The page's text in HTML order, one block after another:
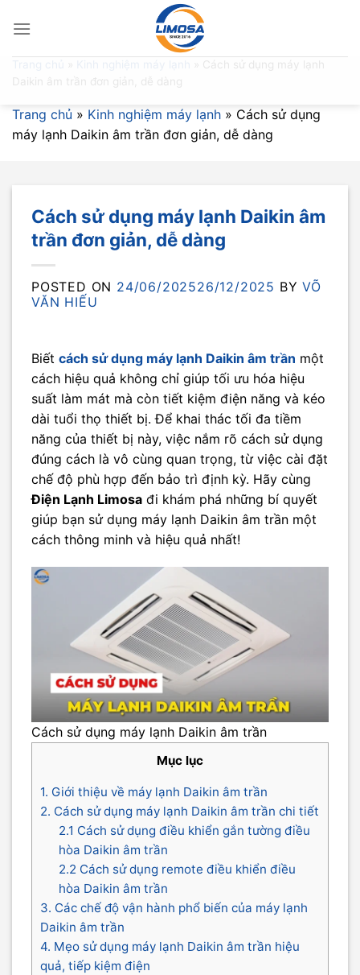
Cách sử dụng máy lạnh
Daikin âm trần đơn giản, dễ dàng
Trang chủ » Kinh nghiệm máy lạnh » Cách sử dụng
máy lạnh Daikin âm trần đơn giản, dễ dàng
Cách sử dụng máy lạnh Daikin âm
trần đơn giản, dễ dàng
POSTED ON 24/06/202526/12/2025 BYVÕ
VĂN HIẾU
Biết cách sử dụng máy lạnh Daikin âm trần một
cách hiệu quả không chỉ giúp tối ưu hóa hiệu
suất làm mát mà còn tiết kiệm điện năng và kéo
dài tuổi thọ thiết bị. Để khai thác tối đa tiềm
năng của thiết bị này, việc nắm rõ cách sử dụng
đúng cách là vô cùng quan trọng, từ việc cài đặt
chế độ phù hợp đến bảo trì định kỳ. Hãy cùng
Điện Lạnh Limosa đi khám phá những bí quyết
giúp bạn sử dụng máy lạnh Daikin âm trần một
cách thông minh và hiệu quả nhất!
Cách sử dụng máy lạnh Daikin âm trần
Mục lục
1. Giới thiệu về máy lạnh Daikin âm trần
2. Cách sử dụng máy lạnh Daikin âm trần chi tiết
2.1 Cách sử dụng điều khiển gắn tường điều
hòa Daikin âm trần
2.2 Cách sử dụng remote điều khiển điều
hòa Daikin âm trần
3. Các chế độ vận hành phổ biến của máy lạnh
Daikin âm trần
4. Mẹo sử dụng máy lạnh Daikin âm trần hiệu
quả, tiếp kiệm điện